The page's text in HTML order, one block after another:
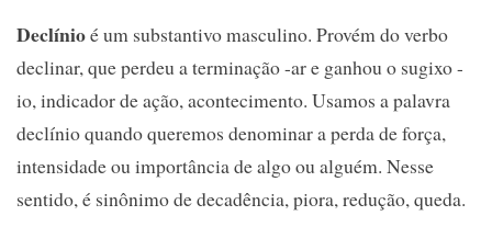
Declínioé um substantivo masculino. Provém do verbo
declinar, que perdeu a terminação -ar e ganhou o sugixo -
io, indicador de ação, acontecimento. Usamos a palavra
declínio quando queremos denominar a perda de força,
intensidade ou importância de algo ou alguém. Nesse
sentido, é sinônimo de decadência, piora, redução, queda.